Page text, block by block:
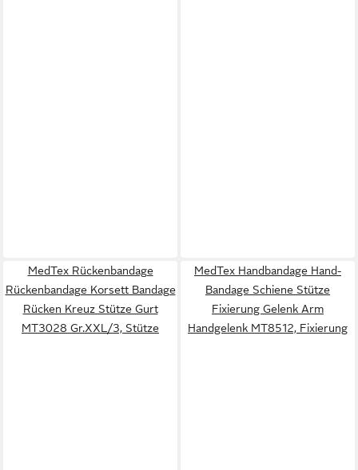
MedTex Rückenbandage
Rückenbandage Korsett Bandage
Rücken Kreuz Stütze Gurt
MT3028 Gr.XXL/3, Stütze
MedTex Handbandage Hand-
Bandage Schiene Stütze
Fixierung Gelenk Arm
Handgelenk MT8512, Fixierung